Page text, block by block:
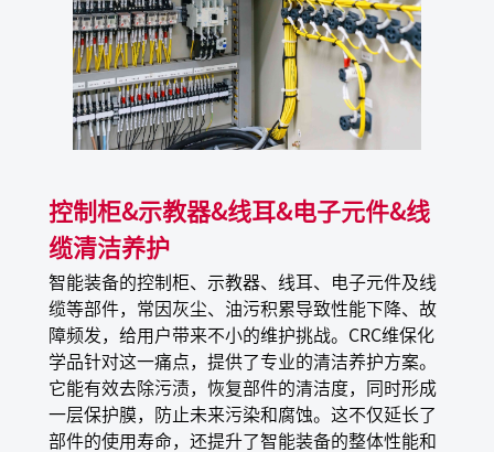
产品特性
塑料安全，允许产品应用于多种场合，而且不会损坏
无残留，防止有害物质在设备上聚积，省去额外的擦
拭和冲洗
安全环保，不含第一类和第二类消耗臭氧层物质
应用场景
清洗电子连接器、印制电路板、继电器、开关、天平、定
控制柜&示教器&线耳&电子元件&线
缆清洁养护
智能装备的控制柜、示教器、线耳、电子元件及线
缆等部件，常因灰尘、油污积累导致性能下降、故
障频发，给用户带来不小的维护挑战。CRC维保化
学品针对这一痛点，提供了专业的清洁养护方案。
它能有效去除污渍，恢复部件的清洁度，同时形成
一层保护膜，防止未来污染和腐蚀。这不仅延长了
部件的使用寿命，还提升了智能装备的整体性能和